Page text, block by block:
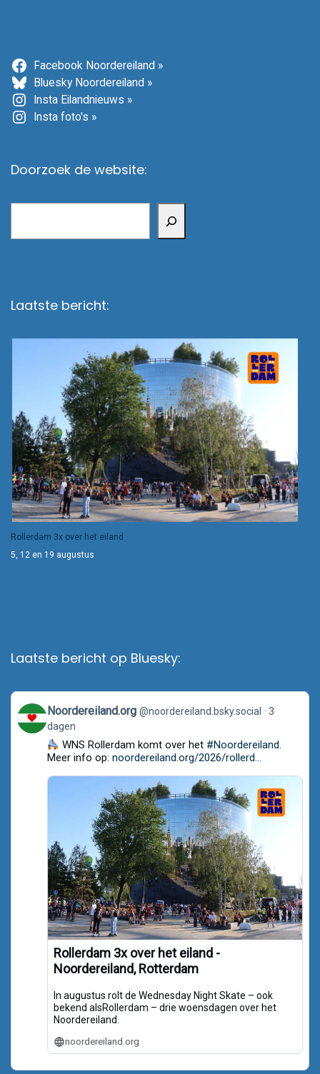
Facebook Noordereiland »
Bluesky Noordereiland »
Insta Eilandnieuws »
Insta foto's »
Doorzoek de website:
Laatste bericht:
Rollerdam 3x over het eiland
5, 12 en 19 augustus
Laatste bericht op Bluesky:
View
post
by
Noordereiland.org
Bluesky
Noordereiland.org @noordereiland.bsky.social
3
dagen
WNS Rollerdam komt over het #Noordereiland.
Meer info op: noordereiland.org/2026/rollerd...
Rollerdam 3x over het eiland -
Noordereiland, Rotterdam
In augustus rolt de Wednesday Night Skate – ook
bekend alsRollerdam – drie woensdagen over het
Noordereiland.
noordereiland.org